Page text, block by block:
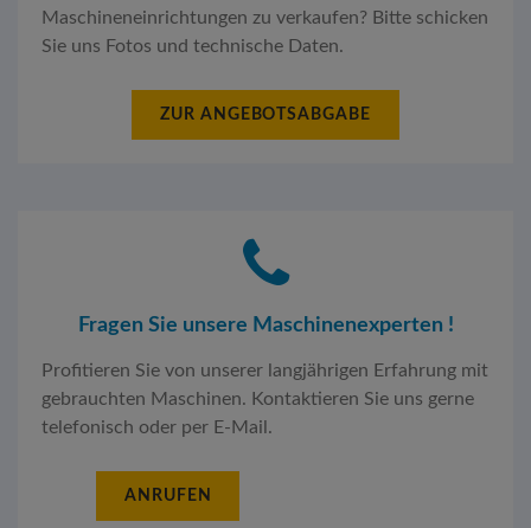
Maschineneinrichtungen zu verkaufen? Bitte schicken
Sie uns Fotos und technische Daten.
ZUR ANGEBOTSABGABE
Fragen Sie unsere Maschinenexperten !
Profitieren Sie von unserer langjährigen Erfahrung mit
gebrauchten Maschinen. Kontaktieren Sie uns gerne
telefonisch oder per E-Mail.
ANRUFEN